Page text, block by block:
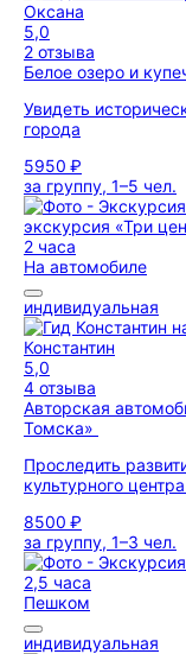
Оксана
5,0
2 отзыва
Белое озеро и
Увидеть
города
5950 ₽
за группу, 1–5 чел.
2 часа
На автомобиле
индивидуальная
Константин
5,0
4 отзыва
Авторская
Томска»
Проследить
культурного
8500 ₽
за группу, 1–3 чел.
2,5 часа
Пешком
индивидуальная